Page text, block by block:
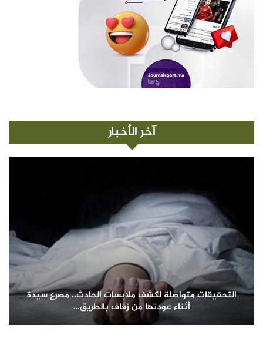
آخر الأخبار
التحقيقات متواصلة لكشف ملابسات الحادث.. مصرع سيدة
أثناء عودتها من زفاف بالطريق…